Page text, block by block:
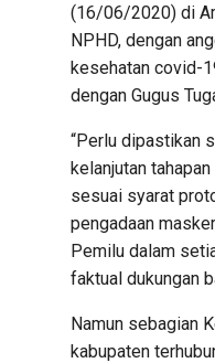
(16/06/2020) di
NPHD, dengan
kesehatan covid-
dengan Gugus
“Perlu dipastikan
kelanjutan
sesuai syarat
pengadaan
Pemilu dalam
faktual dukungan
Namun sebagian
kabupaten